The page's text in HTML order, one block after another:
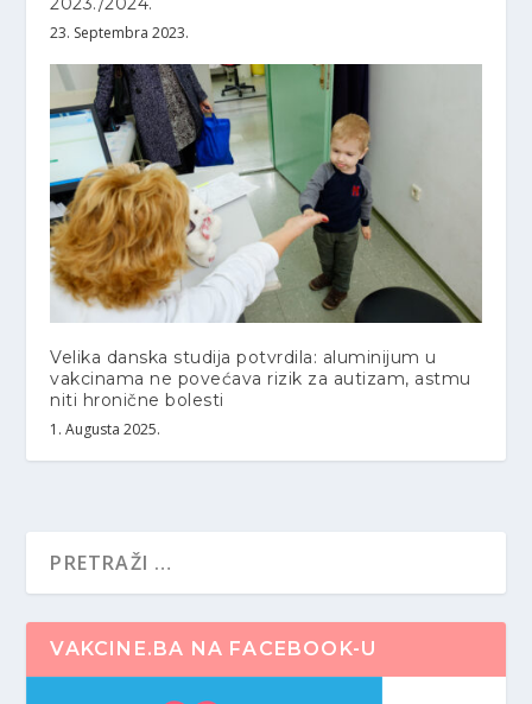
23. Septembra 2023.
Velika danska studija potvrdila: aluminijum u
vakcinama ne povećava rizik za autizam, astmu
niti hronične bolesti
1. Augusta 2025.
VAKCINE.BA NA FACEBOOK-U